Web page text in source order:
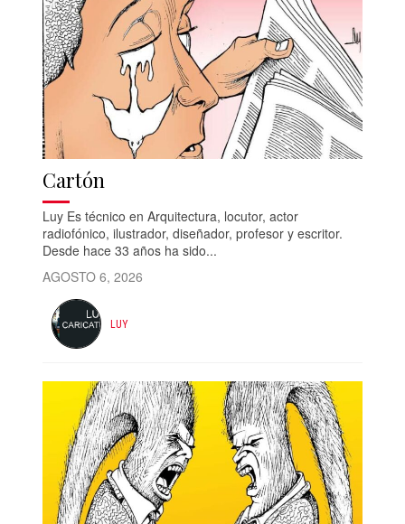
Cartón
Luy Es técnico en Arquitectura, locutor, actor
radiofónico, ilustrador, diseñador, profesor y escritor.
Desde hace 33 años ha sido...
AGOSTO 6, 2026
LUY